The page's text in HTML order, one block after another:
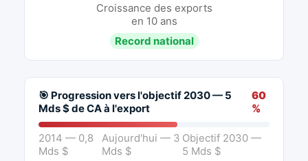
Croissance des exports
en 10 ans
Record national
🎯 Progression vers l'objectif 2030 — 5
Mds $ de CA à l'export
60
%
2014 — 0,8
Mds $
Aujourd'hui — 3
Mds $
Objectif 2030 —
5 Mds $